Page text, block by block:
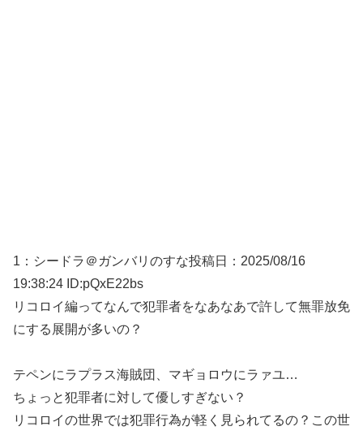
1： シードラ＠ガンバリのすな投稿日：2025/08/16
19:38:24 ID:pQxE22bs
リコロイ編ってなんで犯罪者をなあなあで許して無罪放免
にする展開が多いの？
テペンにラプラス海賊団、マギョロウにラァユ…
ちょっと犯罪者に対して優しすぎない？
リコロイの世界では犯罪行為が軽く見られてるの？この世